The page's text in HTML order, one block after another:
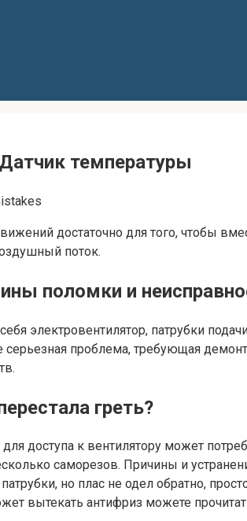
температуры
достаточно для того, чтобы
поток.
поломки и
электровентилятор, патрубки
проблема, требующая
греть?
доступа к вентилятору может
саморезов. Причины и
но плас не одел обратно,
вытекать антифриз можете